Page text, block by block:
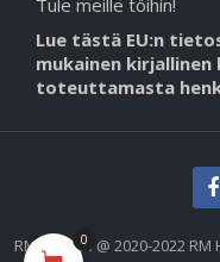
Lue tästä EU:n
mukainen kirjallinen
toteuttamasta
RMHeino.fi @ 2020-2022
0